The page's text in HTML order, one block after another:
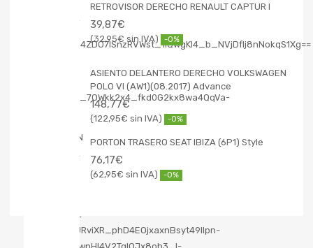
RETROVISOR DERECHO RENAULT CAPTUR I
39,87€
32,95€ -0%
ASIENTO DELANTERO DERECHO VOLKSWAGEN
POLO VI (AW1)(08.2017) Advance
148,77€
122,95€ -0%
PORTON TRASERO SEAT IBIZA (6P1) Style
76,17€
62,95€ -0%